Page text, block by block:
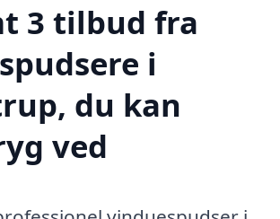
3 tilbud fra
i
du kan
ved